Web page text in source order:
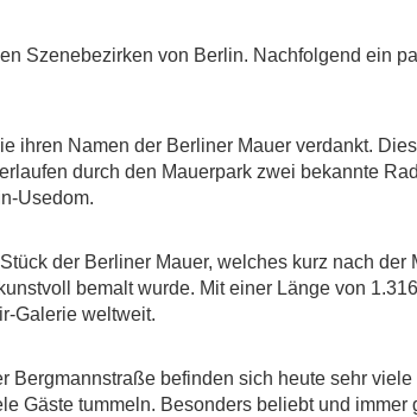
Szenebezirken von Berlin. Nachfolgend ein
ihren Namen der Berliner Mauer verdankt.
durch den Mauerpark zwei bekannte
Usedom.
der Berliner Mauer, welches kurz nach der
bemalt wurde. Mit einer Länge von
Galerie weltweit.
Bergmannstraße befinden sich heute sehr
Gäste tummeln. Besonders beliebt und immer